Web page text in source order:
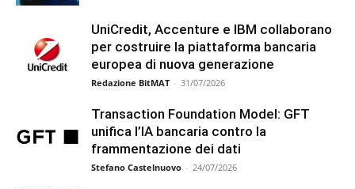
UniCredit, Accenture e IBM collaborano
per costruire la piattaforma bancaria
europea di nuova generazione
Redazione BitMAT - 31/07/2026
Transaction Foundation Model: GFT
unifica l’IA bancaria contro la
frammentazione dei dati
Stefano Castelnuovo - 24/07/2026